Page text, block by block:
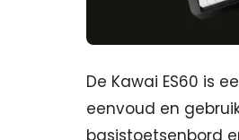
De Kawai ES60 is
eenvoud en
basistoetsenbord